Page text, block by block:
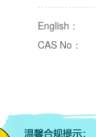
English：
CAS No：